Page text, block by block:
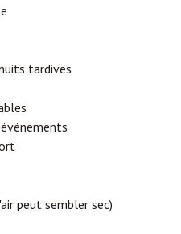
tardives
peut sembler sec)